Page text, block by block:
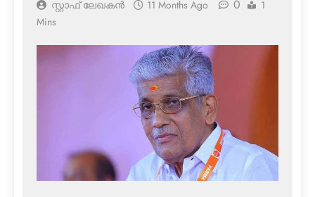
സ്റ്റാഫ് ലേഖകൻ 11 Months Ago 0
1
Mins